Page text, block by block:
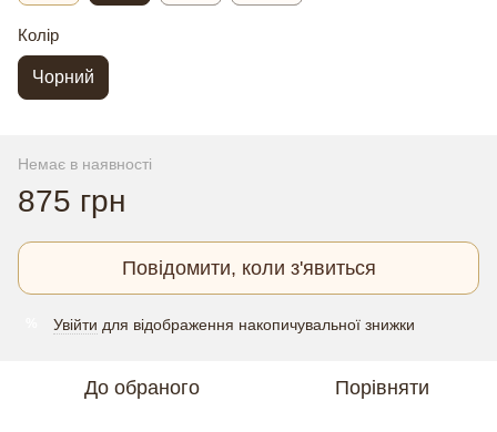
Колір
Чорний
Немає в наявності
875 грн
Повідомити, коли з'явиться
Увійти для відображення накопичувальної знижки
До обраного Порівняти